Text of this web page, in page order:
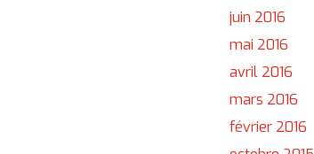
juin 2016
mai 2016
avril 2016
mars 2016
février 2016